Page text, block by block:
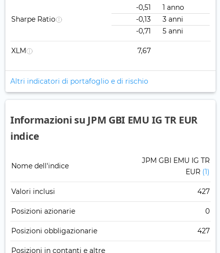
Sharpe Ratio
-0,51
1 anno
-0,13
3 anni
-0,71
5 anni
XLM 7,67
Altri indicatori di portafoglio e di rischio
Informazioni su JPM GBI EMU IG TR EUR
indice
Nome dell'indice
JPM GBI EMU IG TR
EUR (1)
Valori inclusi 427
Posizioni azionarie 0
Posizioni obbligazionarie 427
Posizioni in contanti e altre